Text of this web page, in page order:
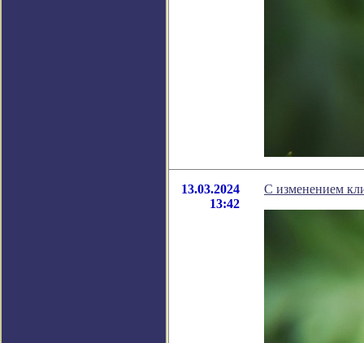
13.03.2024
13:42
С изменением